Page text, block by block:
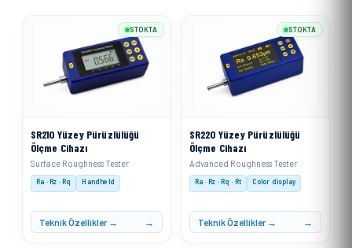
SR210 Yüzey Pürüzlülüğü
Ölçme Cihazı
Surface Roughness Tester
Ra · Rz · Rq Handheld
Teknik Özellikler →
STOKTA
SR220 Yüzey Pürüzlülüğü
Ölçme Cihazı
Advanced Roughness Tester
Ra · Rz · Rq · Rt Color display
Teknik Özellikler →
STOKTA